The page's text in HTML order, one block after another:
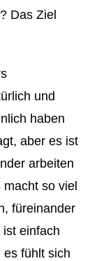
Das Ziel
und
haben
aber es ist
arbeiten
macht so viel
füreinander
ist einfach
es fühlt sich